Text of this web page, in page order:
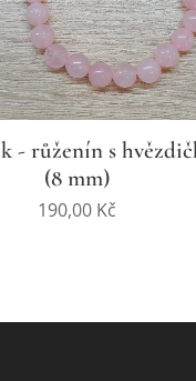
- růženín s
(8 mm)
190,00 Kč